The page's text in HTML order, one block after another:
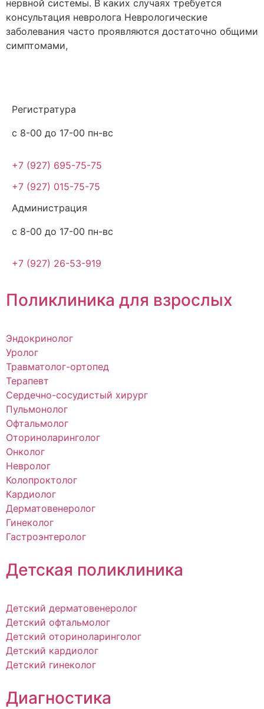
нервной системы. В каких случаях требуется
консультация невролога Неврологические
заболевания часто проявляются достаточно общими
симптомами,
Регистратура
с 8-00 до 17-00 пн-вс
+7 (927) 695-75-75
+7 (927) 015-75-75
Администрация
с 8-00 до 17-00 пн-вс
+7 (927) 26-53-919
Поликлиника для взрослых
Эндокринолог
Уролог
Травматолог-ортопед
Терапевт
Сердечно-сосудистый хирург
Пульмонолог
Офтальмолог
Оториноларинголог
Онколог
Невролог
Колопроктолог
Кардиолог
Дерматовенеролог
Гинеколог
Гастроэнтеролог
Детская поликлиника
Детский дерматовенеролог
Детский офтальмолог
Детский оториноларинголог
Детский кардиолог
Детский гинеколог
Диагностика